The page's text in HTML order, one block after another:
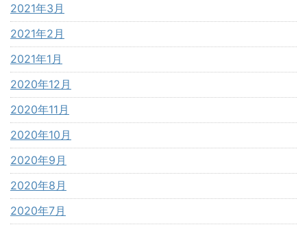
2021年3月
2021年2月
2021年1月
2020年12月
2020年11月
2020年10月
2020年9月
2020年8月
2020年7月